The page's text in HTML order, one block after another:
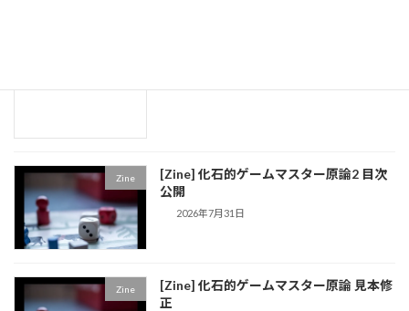
Zine
[Zine] 化石的ゲームマスター原論2 目次
公開
2026年7月31日
Zine
[Zine] 化石的ゲームマスター原論 見本修
正